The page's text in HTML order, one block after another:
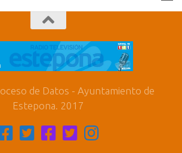
de Datos - Ayuntamiento de
Estepona. 2017